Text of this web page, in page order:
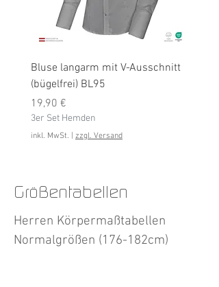
Bluse langarm mit V-Ausschnitt
(bügelfrei) BL95
Preis
19,90 €
3er Set Hemden
inkl. MwSt. zzgl. Versand
Größentabellen
Herren Körpermaßtabellen
Normalgrößen (176-182cm)